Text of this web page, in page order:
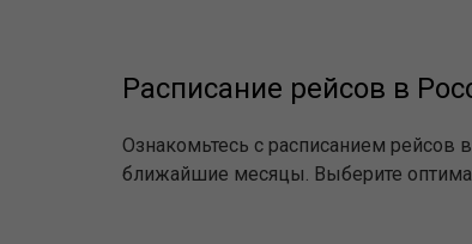
Расписание рейсов в
Ознакомьтесь с расписанием рейсов
ближайшие месяцы. Выберите